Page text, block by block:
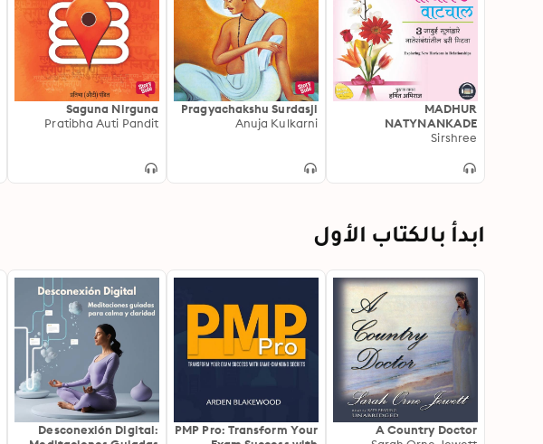
MADHUR
NATYNANKADE
VATCHAL (MARATHI
NEW HORIZONS IN
Sirshree
Pragyachakshu Surdasji
Anuja Kulkarni
Saguna Nirguna
Pratibha Auti Pandit
ابدأ بالكتاب الأول
A Country Doctor
PMP Pro: Transform Your
Desconexión Digital: